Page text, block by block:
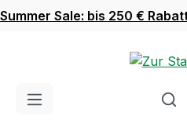
Zum Hauptinhalt springen
Summer Sale: bis 250 €